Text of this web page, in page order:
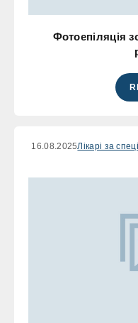
Фотоепіляція
16.08.2025Лікарі за